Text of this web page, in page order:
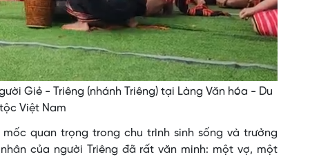
Giẻ - Triêng (nhánh Triêng) tại Làng Văn hóa - Du
Việt Nam
quan trọng trong chu trình sinh sống và trưởng
của người Triêng đã rất văn minh: một vợ, một